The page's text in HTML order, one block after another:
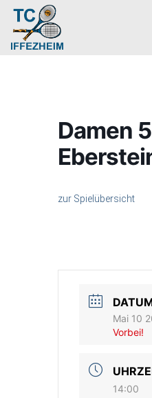
Platzbuchung
Damen
zur Spielübersicht
Mai 10
Vorbei!
14:00